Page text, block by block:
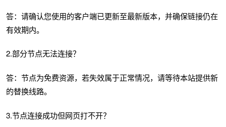
答：请确认您使用的客户端已更新至最新版本，并确保链接仍在
有效期内。
2.部分节点无法连接？
答：节点为免费资源，若失效属于正常情况，请等待本站提供新
的替换线路。
3.节点连接成功但网页打不开？